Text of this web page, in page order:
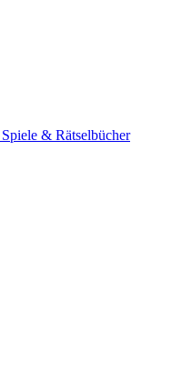
Spiele & Rätselbücher